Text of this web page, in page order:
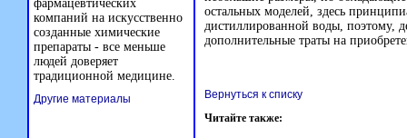
остальных моделей, здесь
дистиллированной воды, поэтому,
дополнительные траты на
Вернуться к списку
Читайте также:
фармацевтических
компаний на искусственно
созданные химические
препараты - все меньше
людей доверяет
традиционной медицине.
Другие материалы